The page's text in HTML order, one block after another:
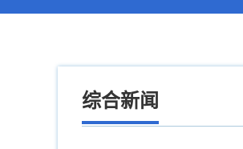
综合新闻